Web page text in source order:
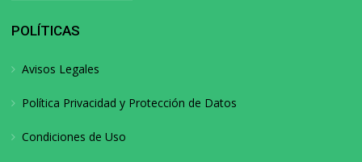
POLÍTICAS
Avisos Legales
Política Privacidad y Protección de Datos
Condiciones de Uso